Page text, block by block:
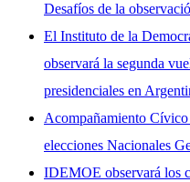
Desafíos de la
El Instituto de la
observará la segunda
presidenciales en
Acompañamiento
elecciones Nacionales
IDEMOE observará los